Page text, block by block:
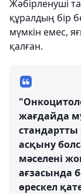
Жәбірленуші
құралдың бір
мүмкін емес,
қалған.
жағдайда
стандартты
асқыну
мәселені
ағзасында
өрескел